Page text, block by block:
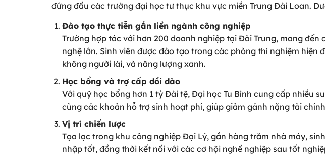
đứng đầu các trường đại học tư thục khu vực miền Trung Đài Loan.
Đào tạo thực tiễn gắn liền ngành công nghiệp
Trường hợp tác với hơn 200 doanh nghiệp tại Đài Trung, mang
nghệ lớn. Sinh viên được đào tạo trong các phòng thí nghiệm hiện
không người lái, và năng lượng xanh.
Học bổng và trợ cấp dồi dào
Với quỹ học bổng hơn 1 tỷ Đài tệ, Đại học Tu Bình cung cấp nhiều
cùng các khoản hỗ trợ sinh hoạt phí, giúp giảm gánh nặng tài
Vị trí chiến lược
Tọa lạc trong khu công nghiệp Đại Lý, gần hàng trăm nhà máy,
nhập tốt, đồng thời kết nối với các cơ hội nghề nghiệp sau tốt